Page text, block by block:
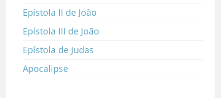
Epístola II de João
Epístola III de João
Epístola de Judas
Apocalipse